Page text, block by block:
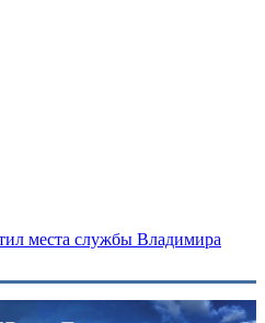
места службы Владимира